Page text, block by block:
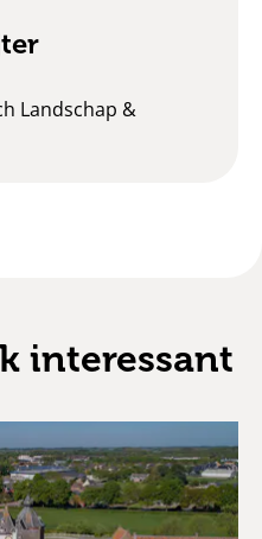
Landschap &
interessant